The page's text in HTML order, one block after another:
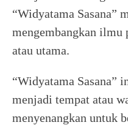
“Widyatama Sasana”
mengembangkan ilmu
atau utama.
“Widyatama Sasana”
menjadi tempat atau
menyenangkan untuk